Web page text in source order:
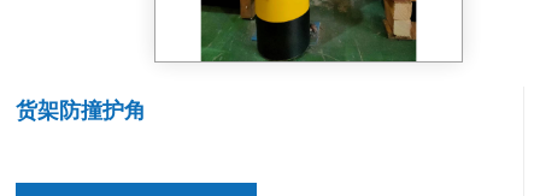
货架防撞护角